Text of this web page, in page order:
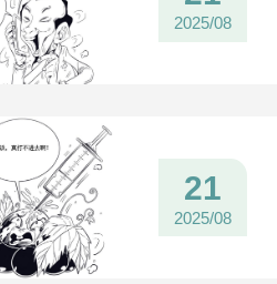
2025/08
21
2025/08